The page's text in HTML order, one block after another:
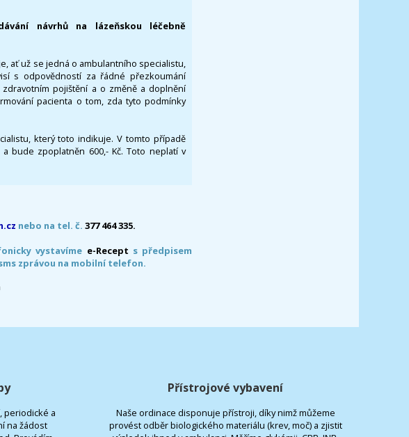
návrhů na lázeňskou léčebně
ať už se jedná o ambulantního specialistu,
s odpovědností za řádné přezkoumání
pojištění a o změně a doplnění
pacienta o tom, zda tyto podmínky
který toto indikuje. V tomto případě
bude zpoplatněn 600,- Kč. Toto neplatí v
nebo na tel. č. 377 464 335.
vystavíme e-Recept s předpisem
zprávou na mobilní telefon.
periodické a
na žádost
Přístrojové vybavení
Naše ordinace disponuje přístroji, díky nimž můžeme
provést odběr biologického materiálu (krev, moč) a zjistit